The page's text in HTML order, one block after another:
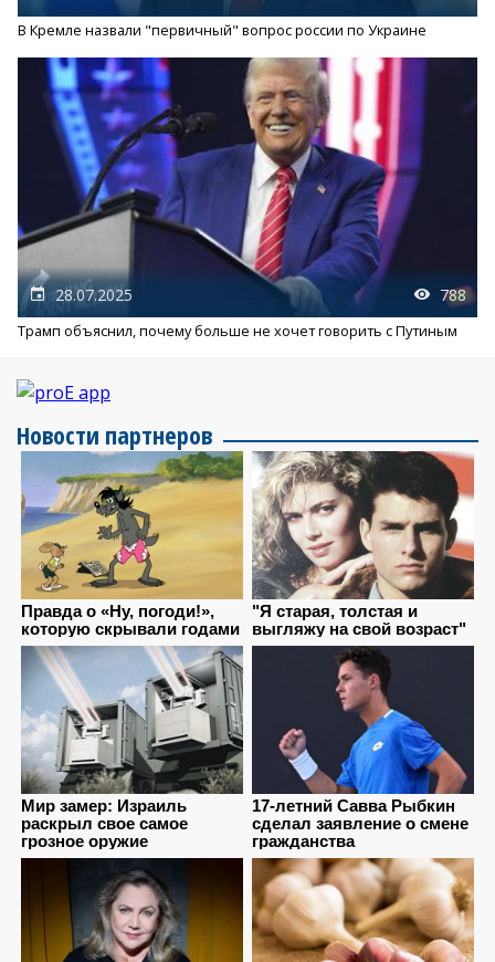
В Кремле назвали "первичный" вопрос россии по Украине
28.07.2025 788
Трамп объяснил, почему больше не хочет говорить с Путиным
Новости партнеров